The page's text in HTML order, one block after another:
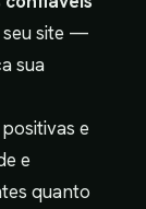
seu site —
sua
positivas e
e
quanto